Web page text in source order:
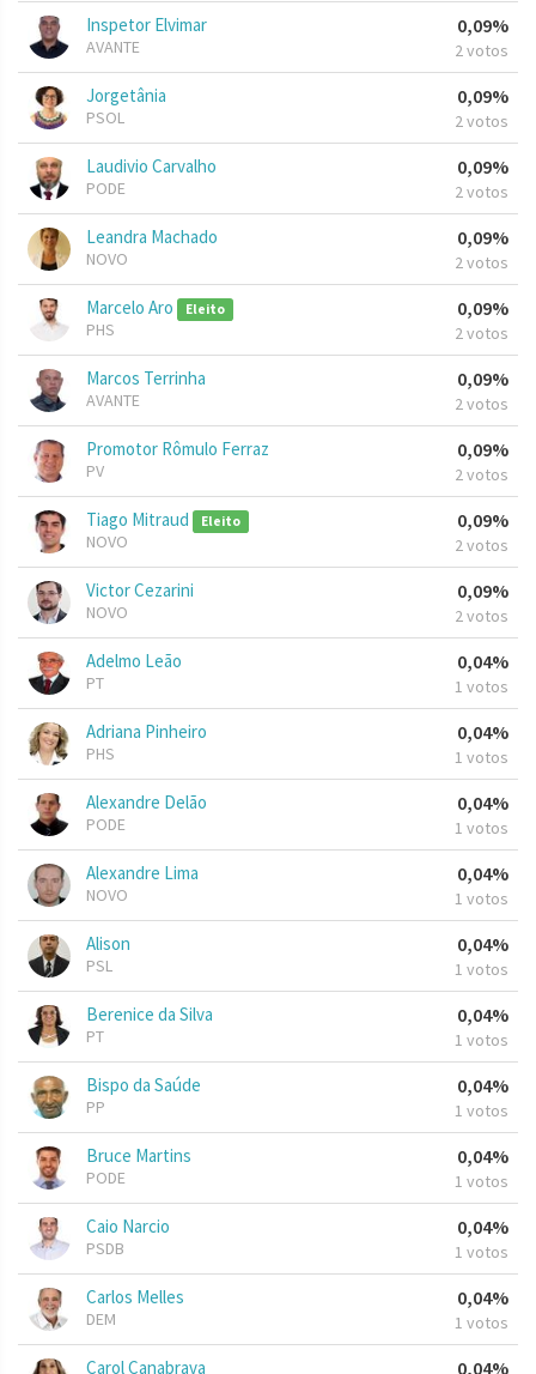
Inspetor Elvimar
AVANTE
0,09%
2 votos
Jorgetânia
PSOL
0,09%
2 votos
Laudivio Carvalho
PODE
0,09%
2 votos
Leandra Machado
NOVO
0,09%
2 votos
Marcelo Aro Eleito
PHS
0,09%
2 votos
Marcos Terrinha
AVANTE
0,09%
2 votos
Promotor Rômulo Ferraz
PV
0,09%
2 votos
Tiago Mitraud Eleito
NOVO
0,09%
2 votos
Victor Cezarini
NOVO
0,09%
2 votos
Adelmo Leão
PT
0,04%
1 votos
Adriana Pinheiro
PHS
0,04%
1 votos
Alexandre Delão
PODE
0,04%
1 votos
Alexandre Lima
NOVO
0,04%
1 votos
Alison
PSL
0,04%
1 votos
Berenice da Silva
PT
0,04%
1 votos
Bispo da Saúde
PP
0,04%
1 votos
Bruce Martins
PODE
0,04%
1 votos
Caio Narcio
PSDB
0,04%
1 votos
Carlos Melles
DEM
0,04%
1 votos
Carol Canabrava 0,04%